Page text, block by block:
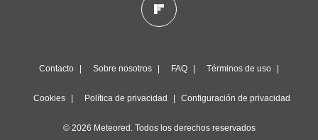
Contacto Sobre nosotros FAQ Términos de uso
Cookies Política de privacidad Configuración de privacidad
© 2026 Meteored. Todos los derechos reservados